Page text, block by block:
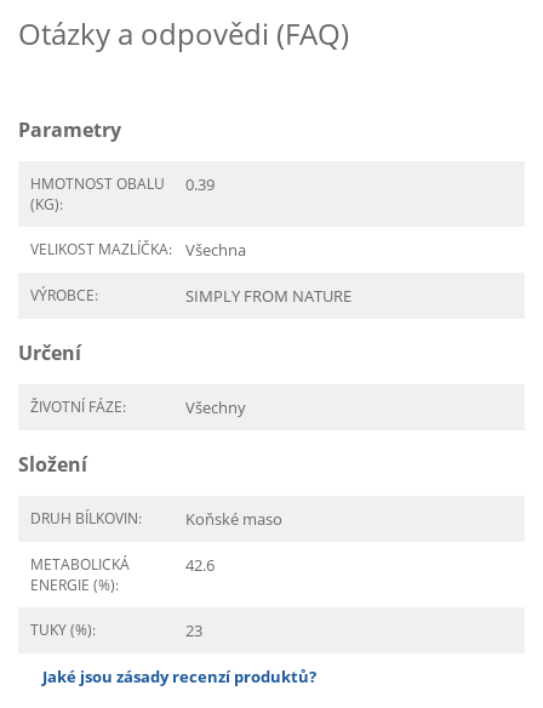
Otázky a odpovědi (FAQ)
Parametry
HMOTNOST OBALU
(KG):
0.39
VELIKOST MAZLÍČKA: Všechna
VÝROBCE: SIMPLY FROM NATURE
Určení
ŽIVOTNÍ FÁZE: Všechny
Složení
DRUH BÍLKOVIN: Koňské maso
METABOLICKÁ
ENERGIE (%):
42.6
TUKY (%): 23
Jaké jsou zásady recenzí produktů?